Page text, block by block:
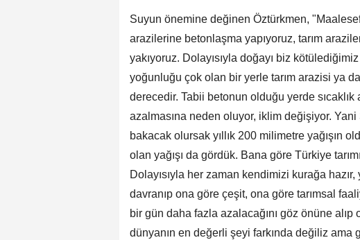
Suyun önemine değinen Öztürkmen,
arazilerine betonlaşma yapıyoruz, tarım
yakıyoruz. Dolayısıyla doğayı biz
yoğunluğu çok olan bir yerle tarım arazisi ya da
derecedir. Tabii betonun olduğu yerde sıcaklık
azalmasına neden oluyor, iklim değişiyor. Yani
bakacak olursak yıllık 200 milimetre yağışın
olan yağışı da gördük. Bana göre Türkiye
Dolayısıyla her zaman kendimizi kurağa hazır,
davranıp ona göre çeşit, ona göre tarımsal
bir gün daha fazla azalacağını göz önüne
dünyanın en değerli şeyi farkında değiliz